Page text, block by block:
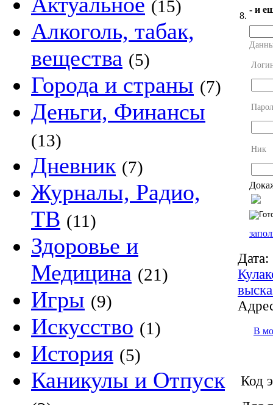
(15)
Алкоголь, табак,
вещества (5)
Города и страны (7)
Деньги, Финансы
(13)
Дневник (7)
Журналы, Радио,
ТВ (11)
Здоровье и
Медицина (21)
Игры (9)
Искусство (1)
История (5)
Каникулы и Отпуск
8.
- и
Ник
Дата:
В
Код